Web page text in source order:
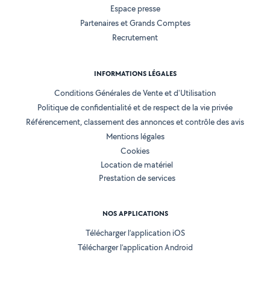
Espace presse
Partenaires et Grands Comptes
Recrutement
INFORMATIONS LÉGALES
Conditions Générales de Vente et d'Utilisation
Politique de confidentialité et de respect de la vie privée
Référencement, classement des annonces et contrôle des avis
Mentions légales
Cookies
Location de matériel
Prestation de services
NOS APPLICATIONS
Télécharger l’application iOS
Télécharger l’application Android